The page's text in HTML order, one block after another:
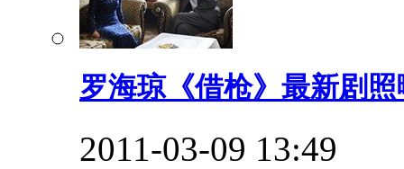
罗海琼《借枪》最新剧
2011-03-09 13:49